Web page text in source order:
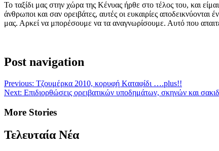
Το ταξίδι μας στην χώρα της Κένυας ήρθε στο τέλος του, και
άνθρωποι και σαν ορειβάτες, αυτές οι ευκαιρίες
μας. Αρκεί να μπορέσουμε να τα αναγνωρίσουμε. Αυτό που
Post navigation
Previous: Τζουμέρκα 2010, κορυφή Kαταφίδι ….plus!!
Next: Επιδιορθώσεις ορειβατικών υποδημάτων, σκηνών και
More Stories
Τελευταία Νέα